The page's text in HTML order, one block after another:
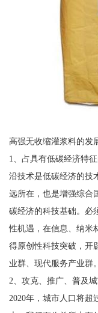
高强无收缩灌浆料的发
1、占具有低碳经济特
沿技术是低碳经济的技
远所在，也是增强综合
碳经济的科技基础。必
性机遇，在信息、纳米
得原创性科技突破，开
业群、现代服务产业群。
2、攻克、推广、普及
2020年，城市人口将超